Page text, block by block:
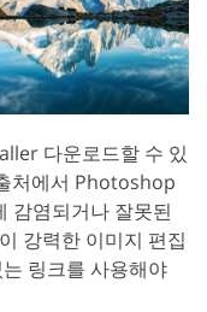
다운로드할 수 있
처에서 Photoshop
감염되거나 잘못된
강력한 이미지 편집
링크를 사용해야